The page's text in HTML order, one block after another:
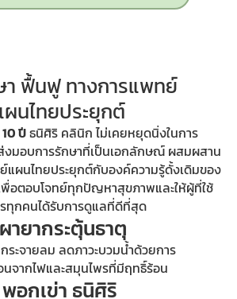
า ฟื้นฟู ทางการแพทย์
นไทยประยุกต์
ปีธนิศิริ คลินิก ไม่เคยหยุดนิ่งในการ
มอบการรักษาที่เป็นเอกลักษณ์ ผสมผสาน
แผนไทยประยุกต์กับองค์ความรู้ดั้งเดิมของ
อตอบโจทย์ทุกปัญหาสุขภาพและให้ผู้ที่ใช้
ทุกคนได้รับการดูแลที่ดีที่สุด
ายากระตุ้นธาตุ
ระจายลม ลดภาวะบวมน้ำด้วยการ
นจากไฟและสมุนไพรที่มีฤทธิ์ร้อน
พอกเข่า ธนิศิริ